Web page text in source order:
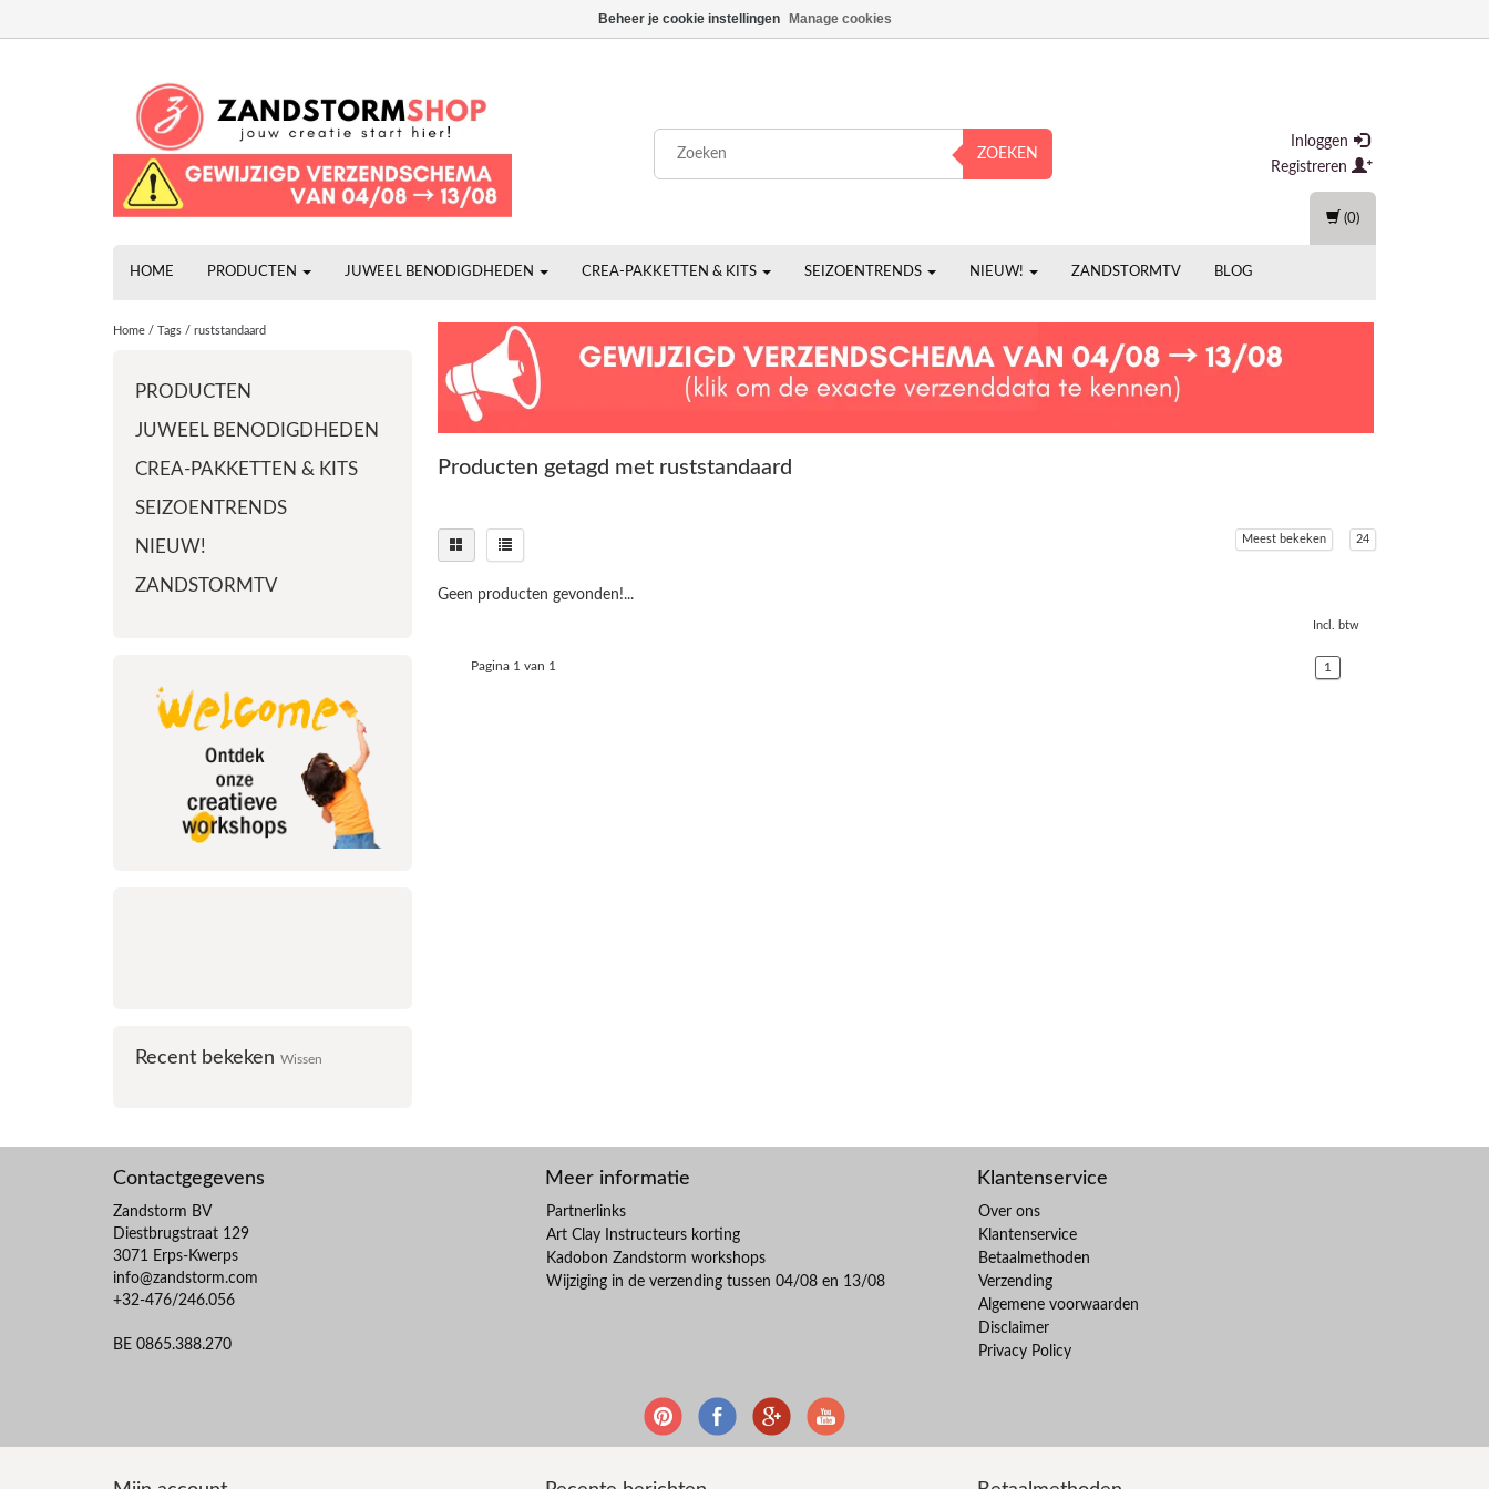
ZOEKEN
Inloggen
Registreren
HOME PRODUCTEN JUWEEL BENODIGDHEDEN CREA-PAKKETTEN & KITS SEIZOENTRENDS NIEUW! ZANDSTORMTV BLOG
(0)
Home / Tags / ruststandaard
PRODUCTEN
JUWEEL BENODIGDHEDEN
CREA-PAKKETTEN & KITS
SEIZOENTRENDS
NIEUW!
ZANDSTORMTV
Recent bekeken Wissen
Producten getagd met ruststandaard
Meest bekeken 24
Geen producten gevonden!...
Incl. btw
Pagina 1 van 1 1
Contactgegevens
Zandstorm BV
Diestbrugstraat 129
3071 Erps-Kwerps
info@zandstorm.com
+32-476/246.056
BE 0865.388.270
Meer informatie
Partnerlinks
Art Clay Instructeurs korting
Kadobon Zandstorm workshops
Wijziging in de verzending tussen 04/08 en 13/08
Klantenservice
Over ons
Klantenservice
Betaalmethoden
Verzending
Algemene voorwaarden
Disclaimer
Privacy Policy
Beheer je cookie instellingen Manage cookies